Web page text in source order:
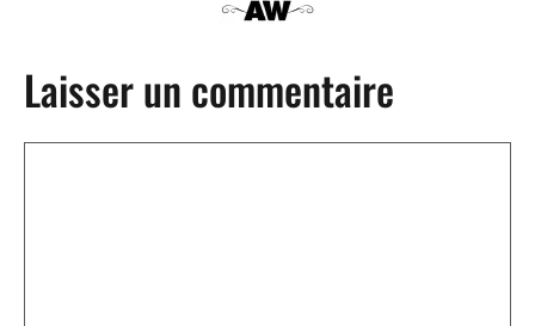
Laisser un commentaire